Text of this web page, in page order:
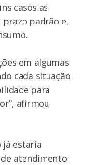
casos as
padrão e,
em algumas
cada situação
para
afirmou
já estaria
de atendimento